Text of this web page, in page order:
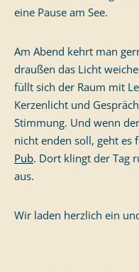
eine Pause am See.
Am Abend kehrt man
draußen das Licht
füllt sich der Raum mit
Kerzenlicht und
Stimmung. Und wenn
nicht enden soll, geht es
Pub. Dort klingt der Tag
aus.
Wir laden herzlich ein